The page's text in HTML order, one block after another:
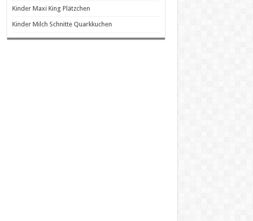
Kinder Maxi King Plätzchen
Kinder Milch Schnitte Quarkkuchen